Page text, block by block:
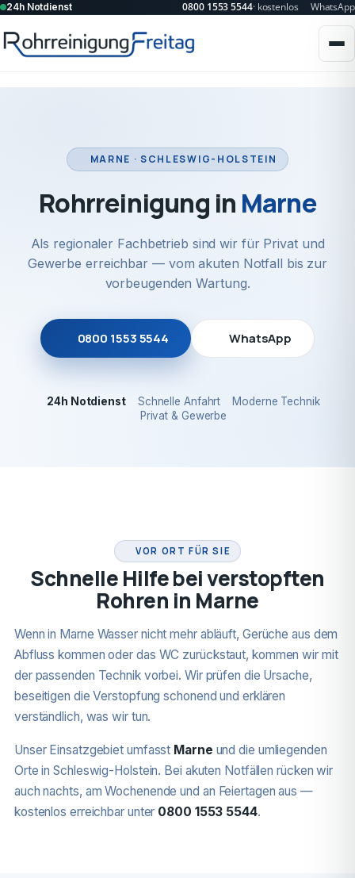
24h Notdienst 0800 1553 5544· kostenlos WhatsApp
MARNE · SCHLESWIG-HOLSTEIN
Rohrreinigung in Marne
Als regionaler Fachbetrieb sind wir für Privat und
Gewerbe erreichbar — vom akuten Notfall bis zur
vorbeugenden Wartung.
0800 1553 5544 WhatsApp
24h Notdienst Schnelle Anfahrt
Moderne Technik
Privat & Gewerbe
VOR ORT FÜR SIE
Schnelle Hilfe bei verstopften
Rohren in Marne
Wenn in Marne Wasser nicht mehr abläuft, Gerüche aus dem
Abfluss kommen oder das WC zurückstaut, kommen wir mit
der passenden Technik vorbei. Wir prüfen die Ursache,
beseitigen die Verstopfung schonend und erklären
verständlich, was wir tun.
Unser Einsatzgebiet umfasst Marne und die umliegenden
Orte in Schleswig-Holstein. Bei akuten Notfällen rücken wir
auch nachts, am Wochenende und an Feiertagen aus —
kostenlos erreichbar unter 0800 1553 5544.